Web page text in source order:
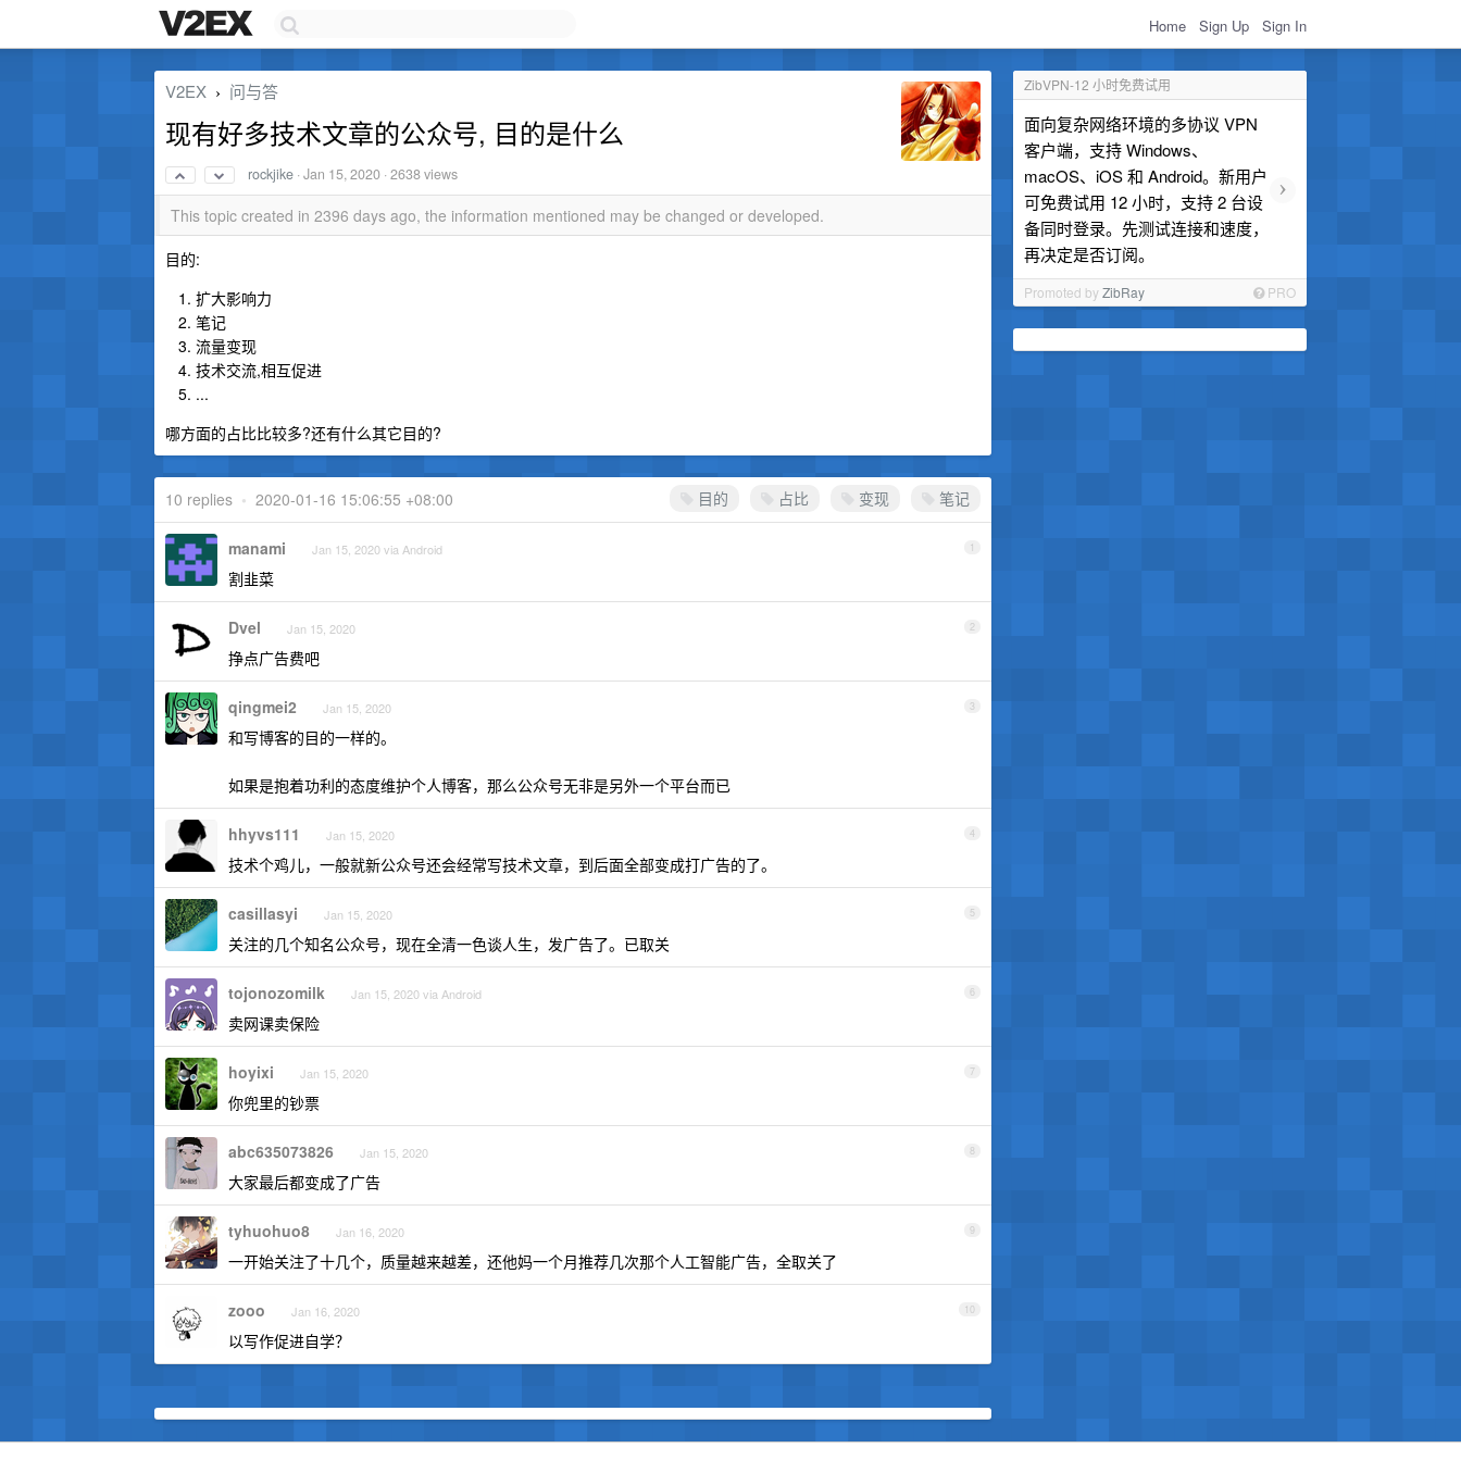
Home Sign Up Sign In
ZibVPN-12 小时免费试用
面向复杂网络环境的多协议 VPN
客户端，支持 Windows、
macOS、iOS 和 Android。新用户
可免费试用 12 小时，支持 2 台设
备同时登录。先测试连接和速度，
再决定是否订阅。
›
Promoted byZibRay PRO
V2EX › 问与答
现有好多技术文章的公众号, 目的是什么
rockjike ·Jan 15, 2020 · 2638 views
This topic created in 2396 days ago, the information mentioned may be changed or developed.
目的:
扩大影响力
笔记
流量变现
技术交流,相互促进
...
哪方面的占比比较多?还有什么其它目的?
目的 占比 变现 笔记
10 replies • 2020-01-16 15:06:55 +08:00
1
manami Jan 15, 2020 via Android
割韭菜
2
Dvel Jan 15, 2020
挣点广告费吧
3
qingmei2 Jan 15, 2020
和写博客的目的一样的。
如果是抱着功利的态度维护个人博客，那么公众号无非是另外一个平台而已
4
hhyvs111 Jan 15, 2020
技术个鸡儿，一般就新公众号还会经常写技术文章，到后面全部变成打广告的了。
5
casillasyi Jan 15, 2020
关注的几个知名公众号，现在全清一色谈人生，发广告了。已取关
6
tojonozomilk Jan 15, 2020 via Android
卖网课卖保险
7
hoyixi Jan 15, 2020
你兜里的钞票
8
abc635073826 Jan 15, 2020
大家最后都变成了广告
9
tyhuohuo8 Jan 16, 2020
一开始关注了十几个，质量越来越差，还他妈一个月推荐几次那个人工智能广告，全取关了
10
zooo Jan 16, 2020
以写作促进自学？